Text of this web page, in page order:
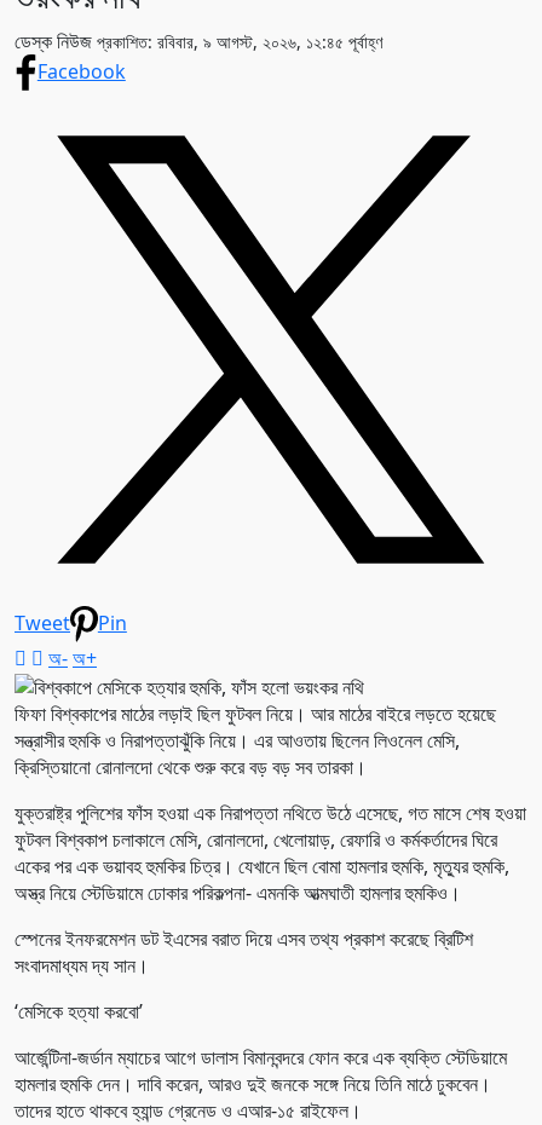
ডেস্ক নিউজ প্রকাশিত: রবিবার, ৯ আগস্ট, ২০২৬, ১২:৪৫ পূর্বাহ্ণ
Facebook
Tweet
Pin
অ-অ+
ফিফা বিশ্বকাপের মাঠের লড়াই ছিল ফুটবল নিয়ে। আর মাঠের বাইরে লড়তে হয়েছে
সন্ত্রাসীর হুমকি ও নিরাপত্তাঝুঁকি নিয়ে। এর আওতায় ছিলেন লিওনেল মেসি,
ক্রিস্তিয়ানো রোনালদো থেকে শুরু করে বড় বড় সব তারকা।
যুক্তরাষ্ট্র পুলিশের ফাঁস হওয়া এক নিরাপত্তা নথিতে উঠে এসেছে, গত মাসে শেষ হওয়া
ফুটবল বিশ্বকাপ চলাকালে মেসি, রোনালদো, খেলোয়াড়, রেফারি ও কর্মকর্তাদের ঘিরে
একের পর এক ভয়াবহ হুমকির চিত্র। যেখানে ছিল বোমা হামলার হুমকি, মৃত্যুর হুমকি,
অস্ত্র নিয়ে স্টেডিয়ামে ঢোকার পরিকল্পনা- এমনকি আত্মঘাতী হামলার হুমকিও।
স্পেনের ইনফরমেশন ডট ইএসের বরাত দিয়ে এসব তথ্য প্রকাশ করেছে ব্রিটিশ
সংবাদমাধ্যম দ্য সান।
‘মেসিকে হত্যা করবো’
আর্জেন্টিনা-জর্ডান ম্যাচের আগে ডালাস বিমানবন্দরে ফোন করে এক ব্যক্তি স্টেডিয়ামে
হামলার হুমকি দেন। দাবি করেন, আরও দুই জনকে সঙ্গে নিয়ে তিনি মাঠে ঢুকবেন।
তাদের হাতে থাকবে হ্যান্ড গ্রেনেড ও এআর-১৫ রাইফেল।